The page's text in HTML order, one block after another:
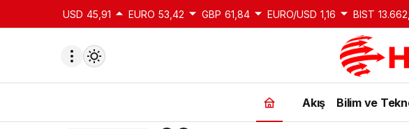
USD 45,91 EURO 53,42 GBP 61,84 EURO/USD 1,16 BIST
Akış Bilim ve